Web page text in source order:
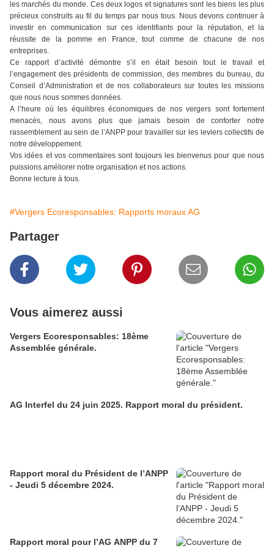
les marchés du monde. Ces deux logos et signatures sont les biens les plus
précieux construits au fil du temps par nous tous. Nous devons continuer à
investir en communication sur ces identifiants pour la réputation, et la
réussite de la pomme en France, tout comme de chacune de nos
entreprises.
Ce rapport d’activité démontre s’il en était besoin tout le travail et
l’engagement des présidents de commission, des membres du bureau, du
Conseil d’Administration et de nos collaborateurs sur toutes les missions
que nous nous sommes données.
A l’heure où les équilibres économiques de nos vergers sont fortement
menacés, nous avons plus que jamais besoin de conforter notre
rassemblement au sein de l’ANPP pour travailler sur les leviers collectifs de
notre développement.
Vos idées et vos commentaires sont toujours les bienvenus pour que nous
puissions améliorer notre organisation et nos actions.
Bonne lecture à tous.
#Vergers Ecoresponsables: Rapports moraux AG
Partager
Vous aimerez aussi
Vergers Ecoresponsables: 18ème
Assemblée générale.
AG Interfel du 24 juin 2025. Rapport moral du président.
Rapport moral du Président de l’ANPP
- Jeudi 5 décembre 2024.
Rapport moral pour l’AG ANPP du 7